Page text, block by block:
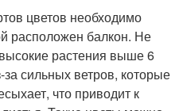
цветов необходимо
расположен балкон. Не
растения выше 6
сильных ветров, которые
что приводит к